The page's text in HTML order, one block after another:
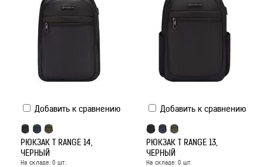
Добавить к сравнению
РЮКЗАК T RANGE 14,
ЧЕРНЫЙ
На складе:0 шт.
Добавить к сравнению
РЮКЗАК T RANGE 13,
ЧЕРНЫЙ
На складе:0 шт.